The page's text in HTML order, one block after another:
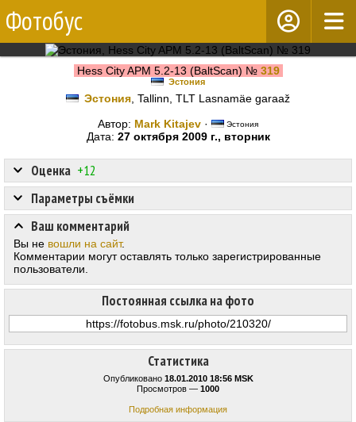
Фотобус
Hess City APM 5.2-13 (BaltScan) № 319
Эстония
Эстония , Tallinn, TLT Lasnamäe garaaž
Автор: Mark Kitajev · Эстония
Дата: 27 октября 2009 г., вторник
Статистика
Опубликовано 18.01.2010 18:56 MSK
Просмотров — 1000
Подробная информация
Оценка +12
Постоянная ссылка на фото
Параметры съёмки
Ваш комментарий
Вы не вошли на сайт.
Комментарии могут оставлять только зарегистрированные
пользователи.